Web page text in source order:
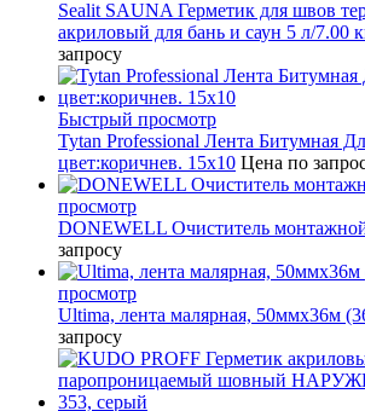
Sealit SAUNA Герметик для швов
акриловый для бань и саун 5 л/7.00
запросу
Быстрый просмотр
Tytan Professional Лента Битумная
цвет:коричнев. 15х10 Цена по
просмотр
DONEWELL Очиститель
запросу
просмотр
Ultima, лента малярная, 50ммх36м
запросу